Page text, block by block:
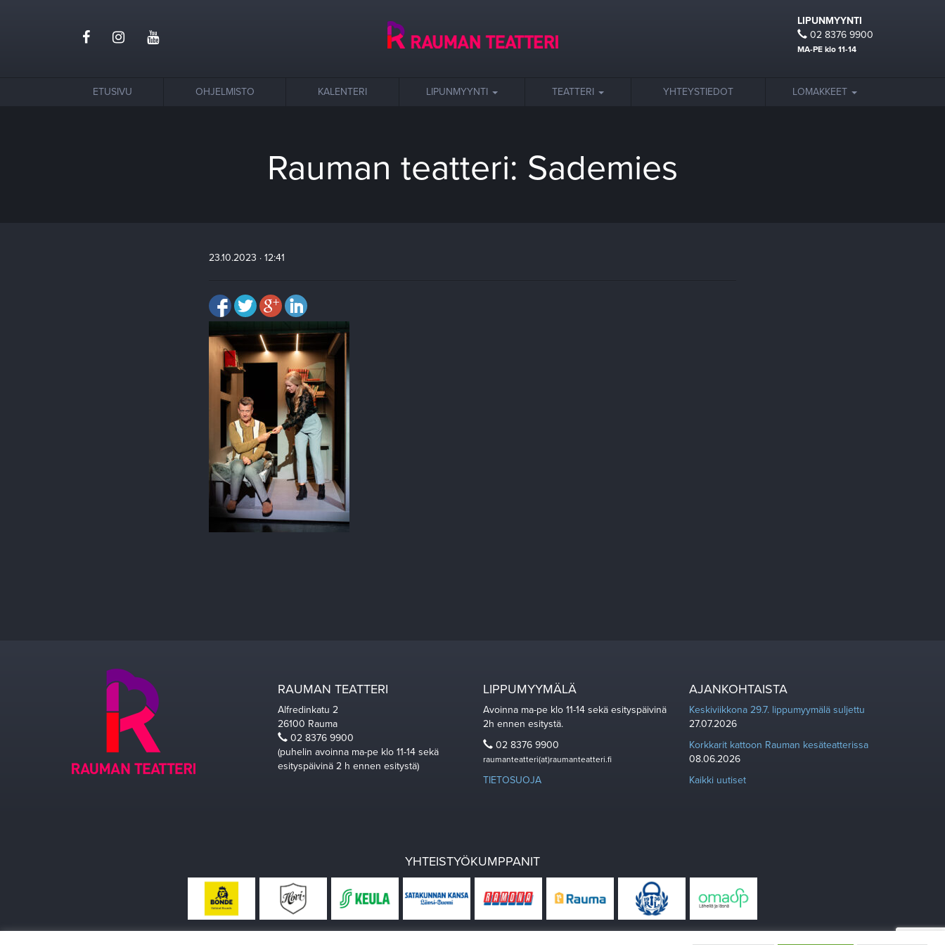
LIPUNMYYNTI
02 8376 9900
MA-PE klo 11-14
ETUSIVU OHJELMISTO KALENTERI LIPUNMYYNTI TEATTERI YHTEYSTIEDOT LOMAKKEET
Rauman teatteri: Sademies
23.10.2023 · 12:41
RAUMAN TEATTERI
Alfredinkatu 2
26100 Rauma
02 8376 9900
(puhelin avoinna ma-pe klo 11-14 sekä
esityspäivinä 2 h ennen esitystä)
LIPPUMYYMÄLÄ
Avoinna ma-pe klo 11-14 sekä esityspäivinä
2h ennen esitystä.
02 8376 9900
raumanteatteri(at)raumanteatteri.fi
TIETOSUOJA
AJANKOHTAISTA
Keskiviikkona 29.7. lippumyymälä suljettu
27.07.2026
Korkkarit kattoon Rauman kesäteatterissa
08.06.2026
Kaikki uutiset
YHTEISTYÖKUMPPANIT